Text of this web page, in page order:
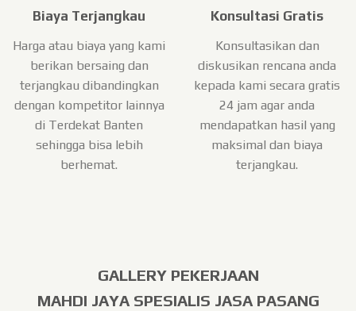
Biaya Terjangkau
Harga atau biaya yang kami
berikan bersaing dan
terjangkau dibandingkan
dengan kompetitor lainnya
di Terdekat Banten
sehingga bisa lebih
berhemat.
Konsultasi Gratis
Konsultasikan dan
diskusikan rencana anda
kepada kami secara gratis
24 jam agar anda
mendapatkan hasil yang
maksimal dan biaya
terjangkau.
GALLERY PEKERJAAN
MAHDI JAYA SPESIALIS JASA PASANG